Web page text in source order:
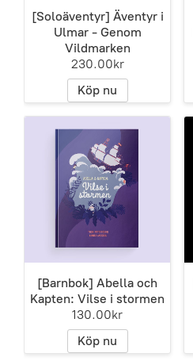
[Soloäventyr] Äventyr i
Ulmar - Genom
Vildmarken
230.00kr
Köp nu
[Barnbok] Abella och
Kapten: Vilse i stormen
130.00kr
Köp nu